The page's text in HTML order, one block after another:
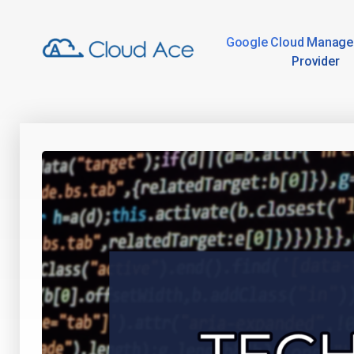
Google Cloud
Provider